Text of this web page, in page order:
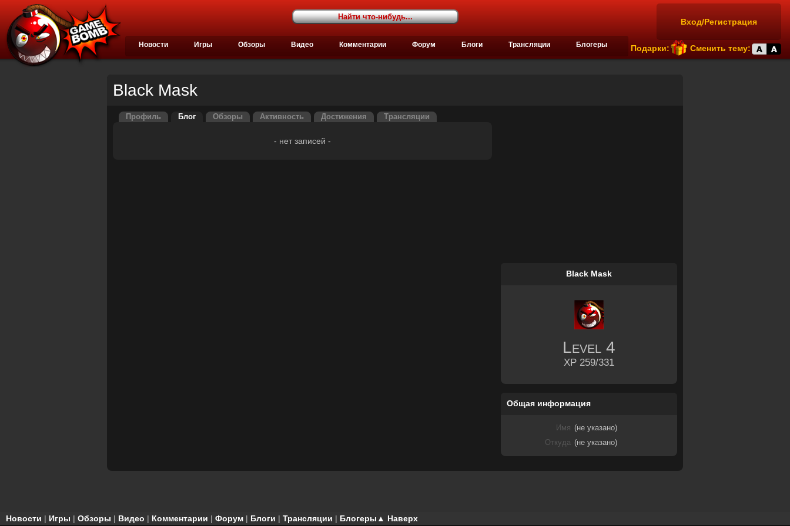
Вход/Регистрация
Подарки: Сменить тему:
Новости Игры Обзоры Видео Комментарии Форум Блоги Трансляции Блогеры
Black Mask
Профиль Блог Обзоры Активность Достижения Трансляции
- нет записей -
Black Mask
Level 4
XP 259/331
Общая информация
Имя (не указано)
Откуда (не указано)
▲ Наверх
Новости | Игры | Обзоры | Видео | Комментарии | Форум | Блоги | Трансляции | Блогеры